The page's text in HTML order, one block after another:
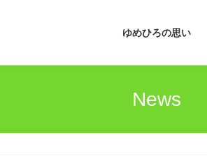
ゆめひろの思い
News